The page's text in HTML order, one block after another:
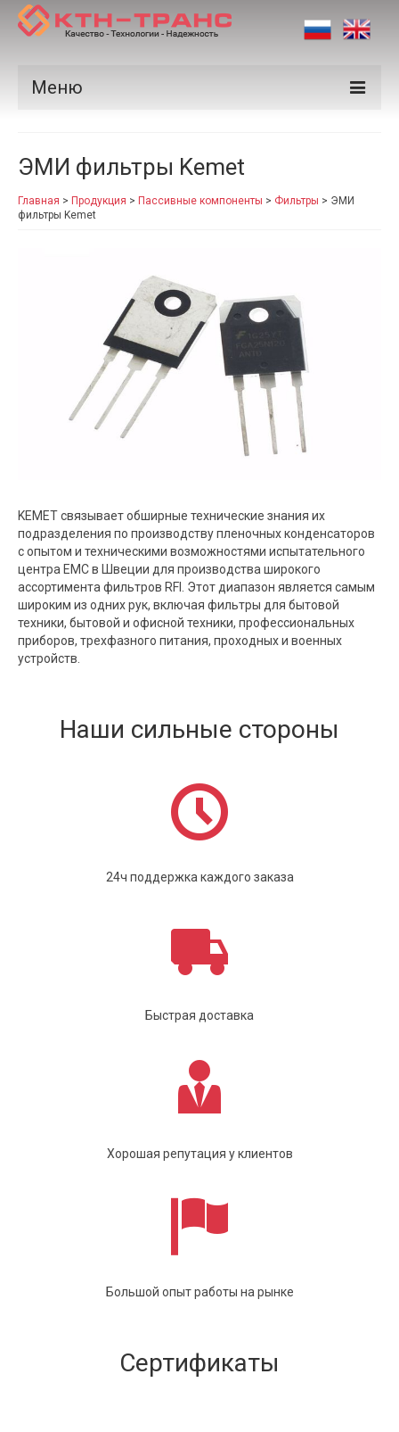
Меню
Производители
Рынки
ЭМИ фильтры Kemet
Главная > Продукция > Пассивные компоненты > Фильтры > ЭМИ
фильтры Kemet
KEMET связывает обширные технические знания их
подразделения по производству пленочных конденсаторов
с опытом и техническими возможностями испытательного
центра EMC в Швеции для производства широкого
ассортимента фильтров RFI. Этот диапазон является самым
широким из одних рук, включая фильтры для бытовой
техники, бытовой и офисной техники, профессиональных
приборов, трехфазного питания, проходных и военных
устройств.
Наши сильные стороны
24ч поддержка каждого заказа
Быстрая доставка
Хорошая репутация у клиентов
Большой опыт работы на рынке
Сертификаты